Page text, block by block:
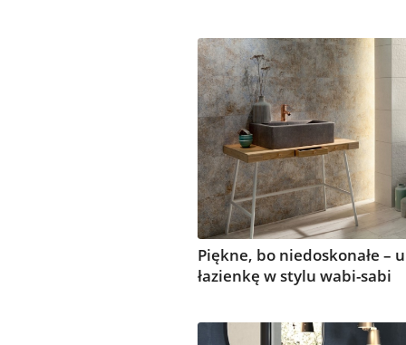
Piękne, bo niedoskonałe –
łazienkę w stylu wabi-sabi